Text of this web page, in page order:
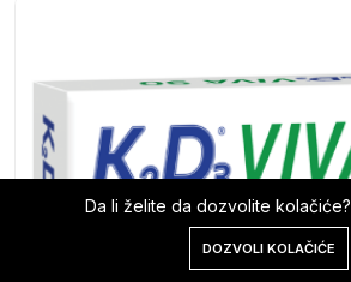
Korpa
Da li želite da dozvolite kolačiće?
DOZVOLI KOLAČIĆE